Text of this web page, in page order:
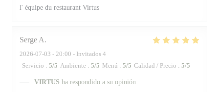
l' équipe du restaurant Virtus
Serge A
2026-07-03 - 20:00 - Invitados 4
Servicio : 5/5 Ambiente : 5/5 Menú : 5/5 Calidad / Precio : 5/5
VIRTUS ha respondido a su opinión